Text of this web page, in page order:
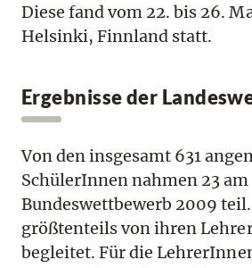
Diese fand vom 22. bis 26.
Helsinki, Finnland statt.
Ergebnisse der
Von den insgesamt 631
SchülerInnen nahmen 23 am
Bundeswettbewerb 2009
größtenteils von ihren
begleitet. Für die